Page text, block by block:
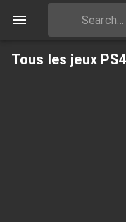
Tous les jeux PS4